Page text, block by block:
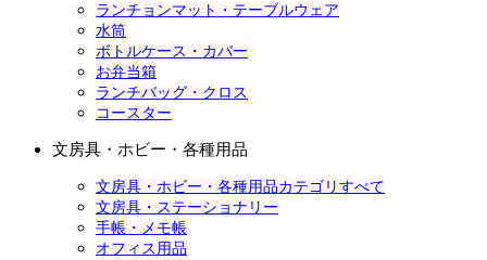
ランチョンマット・テーブルウェア
水筒
ボトルケース・カバー
お弁当箱
ランチバッグ・クロス
コースター
文房具・ホビー・各種用品
文房具・ホビー・各種用品カテゴリすべて
文房具・ステーショナリー
手帳・メモ帳
オフィス用品